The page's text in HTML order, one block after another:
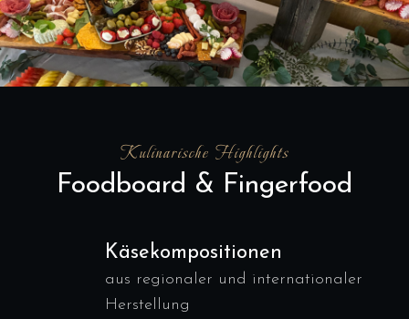
Kulinarische Highlights
Foodboard & Fingerfood
Käsekompositionen
aus regionaler und internationaler
Herstellung